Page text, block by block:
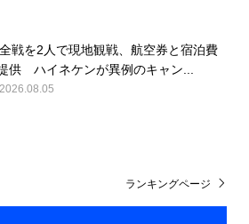
戦を2人で現地観戦、航空券と宿泊費
供 ハイネケンが異例のキャン...
2026.08.05
ランキングページ